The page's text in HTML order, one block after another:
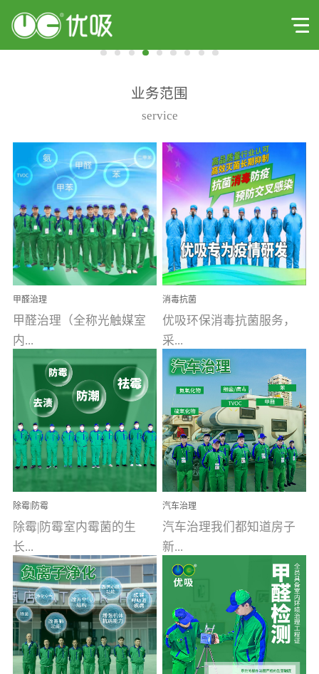
业务范围
service
甲醛治理
甲醛治理（全称光触媒室
内...
空气污染净化治理）工业
文明的进步，创造了多姿
多彩的家居产品和生活情
调，但也带来了以甲醛为
首的室内...
消毒抗菌
优吸环保消毒抗菌服务，
采...
用行业公认奥维牌消毒
液，具备杀死人体冠状病
毒的功效，杀菌率
99.99%。相对于传统消毒
液来说，无...
除霉|防霉
除霉|防霉室内霉菌的生
长...
受温度、湿度、基质养
分、通风四个条件影响，
温暖潮湿、营养物质多、
通风缓慢的空间最易滋生
汽车治理
汽车治理我们都知道房子
新...
装修完会有甲醛，其实汽
车的甲醛超标问题更为严
重。汽车的空间范围小，
配件、皮具、装饰多，这